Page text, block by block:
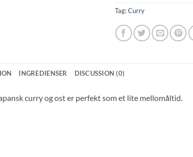
Tag:Curry
INGREDIENSER DISCUSSION (0)
curry og ost er perfekt som et lite mellomåltid.